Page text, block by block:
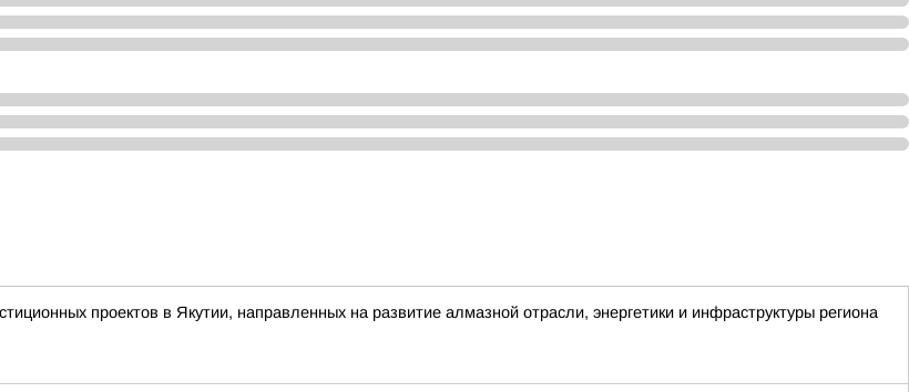
проектов в Якутии, направленных на развитие алмазной отрасли, энергетики и инфраструктуры региона